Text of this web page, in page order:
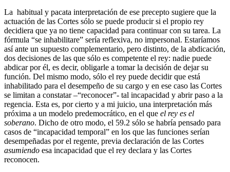
La habitual y pacata interpretación de ese precepto sugiere que la
actuación de las Cortes sólo se puede producir si el propio rey
decidiera que ya no tiene capacidad para continuar con su tarea. La
fórmula “se inhabilitare” sería reflexiva, no impersonal. Estaríamos
así ante un supuesto complementario, pero distinto, de la abdicación,
dos decisiones de las que sólo es competente el rey: nadie puede
abdicar por él, es decir, obligarle a tomar la decisión de dejar su
función. Del mismo modo, sólo el rey puede decidir que está
inhabilitado para el desempeño de su cargo y en ese caso las Cortes
se limitan a constatar –“reconocer”- tal incapacidad y abrir paso a la
regencia. Esta es, por cierto y a mi juicio, una interpretación más
próxima a un modelo predemocrático, en el que el rey es el
soberano. Dicho de otro modo, el 59.2 sólo se habría pensado para
casos de “incapacidad temporal” en los que las funciones serían
desempeñadas por el regente, previa declaración de las Cortes
asumiendo esa incapacidad que el rey declara y las Cortes
reconocen.